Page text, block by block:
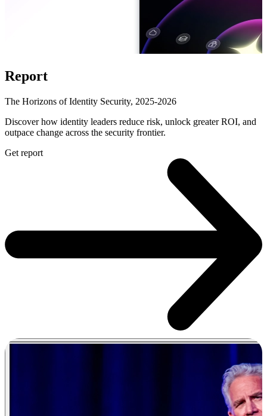
Report
The Horizons of Identity Security, 2025-2026
Discover how identity leaders reduce risk, unlock greater ROI, and
outpace change across the security frontier.
Get report